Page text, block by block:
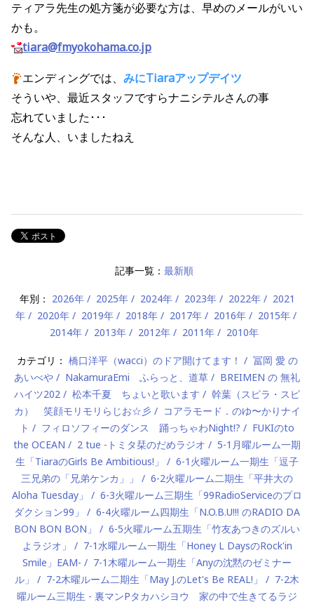
ティアラ先生の処方箋が必要な方は、早めのメールがいい
かも。
tiara@fmyokohama.co.jp
エンディングでは、 みにTiaraアップデイツ
そういや、最近スタッフですらナニシテルさんの事
忘れていました･･･
そんな人、いましたねえ
記事一覧： 最新順
年別： 2026年 2025年 2024年 2023年 2022年
2021
年
2020年 2019年 2018年 2017年 2016年
2015年
2014年
2013年 2012年 2011年 2010年
カテゴリ： 橋口洋平（wacci）のドア開けてます！
冨岡 愛 の
あいべや
NakamuraEmi ふらっと、道草
BREIMEN の 無礼
ハイツ202
松本千夏 ちょいと歌います
幹葉（スピラ・スピ
カ） 笑顔モリモリらじお☆彡
コアラモード．のゆ〜かりナイ
ト
フィロソフィーのダンス 踊っちゃわNight!?
FUKIのto
the OCEAN
2 tue -トミタ栞のだめラジオ
5-1月曜ルーム一期
生「TiaraのGirls Be Ambitious!」
6-1火曜ルーム一期生「逗子
三兄弟の「兄弟ケンカ」」
6-2火曜ルーム二期生「平井大の
Aloha Tuesday」
6-3火曜ルーム三期生「99RadioServiceのプロ
ダクション99」
6-4火曜ルーム四期生「N.O.B.U!!! のRADIO DA
BON BON BON」
6-5火曜ルーム五期生「竹友あつきのズルい
よラジオ」
7-1水曜ルーム一期生「Honey L DaysのRock'in
Smile」EAM-
7-1木曜ルーム一期生「Anyの沈黙のゼミナー
ル」
7-2木曜ルーム二期生「May J.のLet's Be REAL!」
7-2木
曜ルーム三期生 - 裏マンPタカハシヨウ 家の中で生きてるラジ